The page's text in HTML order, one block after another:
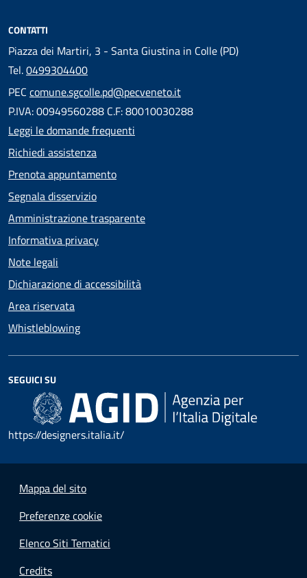
CONTATTI
Piazza dei Martiri, 3 - Santa Giustina in Colle (PD)
Tel.0499304400
PEC comune.sgcolle.pd@pecveneto.it
P.IVA: 00949560288 C.F: 80010030288
Leggi le domande frequenti
Richiedi assistenza
Prenota appuntamento
Segnala disservizio
Amministrazione trasparente
Informativa privacy
Note legali
Dichiarazione di accessibilità
Area riservata
Whistleblowing
SEGUICI SU
https://designers.italia.it/
Mappa del sito
Preferenze cookie
Elenco Siti Tematici
Credits